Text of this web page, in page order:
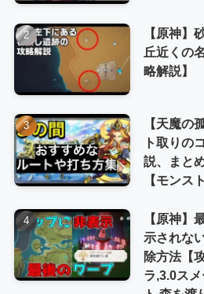
【原神】
丘近くの
略解説】
【天魔
ト取りの
説、まと
【モンスト
【原神】
示されな
除方法【
ラ,3.0ス